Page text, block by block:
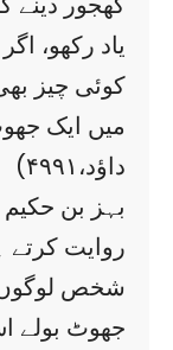
یاد رکھو،
کوئی چیز
میں ایک
داؤد،۴۹۹۱)
بہز بن حکیم
روایت کرتے
شخص لوگوں
جھوٹ بولے